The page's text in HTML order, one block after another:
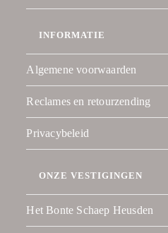
INFORMATIE
Algemene voorwaarden
Reclames en retourzending
Privacybeleid
ONZE VESTIGINGEN
Het Bonte Schaep Heusden